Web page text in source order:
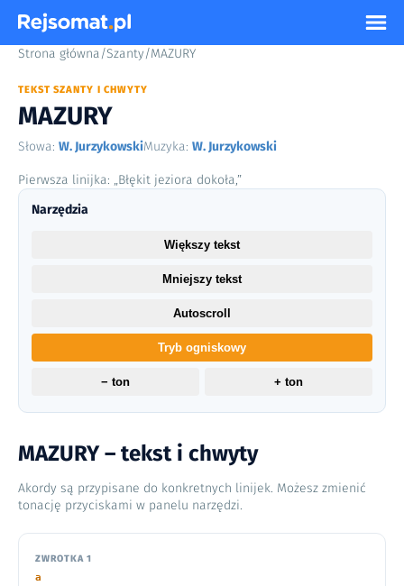
Strona główna/Szanty/MAZURY
TEKST SZANTY I CHWYTY
MAZURY
Słowa: W. JurzykowskiMuzyka: W. Jurzykowski
Pierwsza linijka: „Błękit jeziora dokoła,”
MAZURY – tekst i chwyty
Akordy są przypisane do konkretnych linijek. Możesz zmienić
tonację przyciskami w panelu narzędzi.
ZWROTKA 1
a
Narzędzia
Większy tekst
Mniejszy tekst
Autoscroll
Tryb ogniskowy
− ton + ton